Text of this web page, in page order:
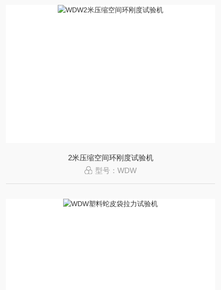
2米压缩空间环刚度试验机
型号：WDW